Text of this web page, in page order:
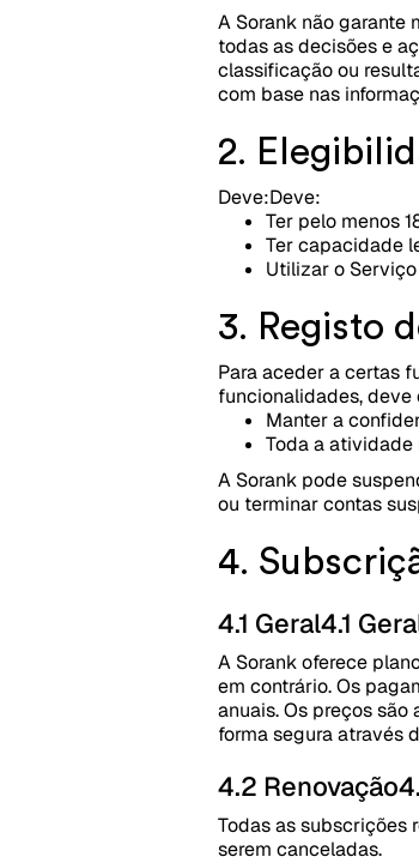
A Sorank não
todas as decisões e
classificação ou
com base nas
2.
Deve:Deve:
Ter pelo menos
Ter capacidade
Utilizar o
3. Registo
Para aceder a certas
funcionalidades, deve
Manter a
Toda a atividade
A Sorank pode
ou terminar contas
4.
4.1 Geral4.1
A Sorank oferece
em contrário. Os
anuais. Os preços
forma segura através
4.2 Renovação
Todas as subscrições
serem canceladas.